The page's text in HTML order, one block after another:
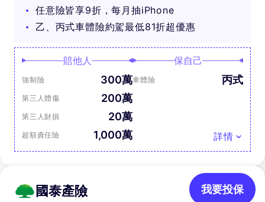
任意險皆享9折，每月抽iPhone
乙、丙式車體險約駕最低81折超優惠
賠他人
強制險 300萬
第三人體傷 200萬
第三人財損 20萬
超額責任險 1,000萬
保自己
車體險 丙式
詳情
國泰產險 我要投保